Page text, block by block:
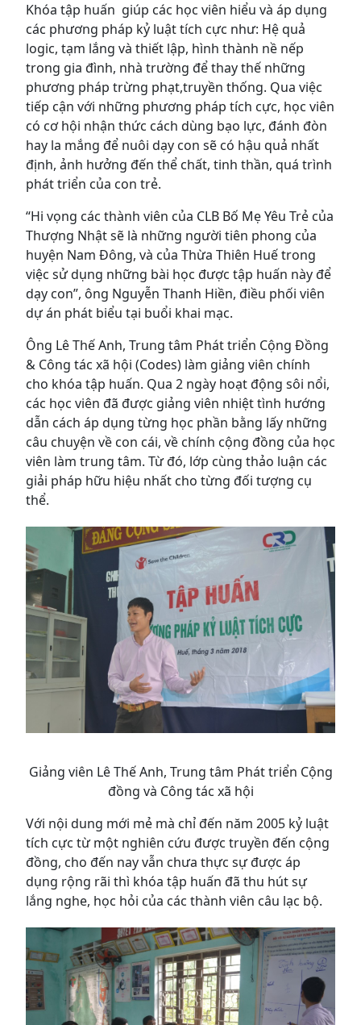
Khóa tập huấn giúp các học viên hiểu và áp dụng
các phương pháp kỷ luật tích cực như: Hệ quả
logic, tạm lắng và thiết lập, hình thành nề nếp
trong gia đình, nhà trường để thay thế những
phương pháp trừng phạt,truyền thống. Qua việc
tiếp cận với những phương pháp tích cực, học viên
có cơ hội nhận thức cách dùng bạo lực, đánh đòn
hay la mắng để nuôi dạy con sẽ có hậu quả nhất
định, ảnh hưởng đến thể chất, tinh thần, quá trình
phát triển của con trẻ.
“Hi vọng các thành viên của CLB Bố Mẹ Yêu Trẻ của
Thượng Nhật sẽ là những người tiên phong của
huyện Nam Đông, và của Thừa Thiên Huế trong
việc sử dụng những bài học được tập huấn này để
dạy con”, ông Nguyễn Thanh Hiền, điều phối viên
dự án phát biểu tại buổi khai mạc.
Ông Lê Thế Anh, Trung tâm Phát triển Cộng Đồng
& Công tác xã hội (Codes) làm giảng viên chính
cho khóa tập huấn. Qua 2 ngày hoạt động sôi nổi,
các học viên đã được giảng viên nhiệt tình hướng
dẫn cách áp dụng từng học phần bằng lấy những
câu chuyện về con cái, về chính cộng đồng của học
viên làm trung tâm. Từ đó, lớp cùng thảo luận các
giải pháp hữu hiệu nhất cho từng đối tượng cụ
thể.
Giảng viên Lê Thế Anh, Trung tâm Phát triển Cộng
đồng và Công tác xã hội
Với nội dung mới mẻ mà chỉ đến năm 2005 kỷ luật
tích cực từ một nghiên cứu được truyền đến cộng
đồng, cho đến nay vẫn chưa thực sự được áp
dụng rộng rãi thì khóa tập huấn đã thu hút sự
lắng nghe, học hỏi của các thành viên câu lạc bộ.